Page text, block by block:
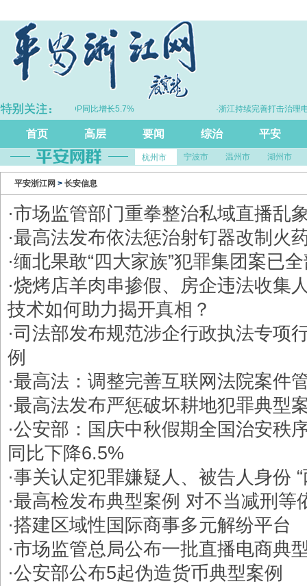
·上半年浙江GDP同比增长5.7% ·浙江持续完善打击治理电
首页 高层 要闻 综治 平安
杭州市 宁波市 温州市 湖州市
平安浙江网 > 长安信息
·市场监管部门重拳整治私域直播乱
·最高法发布依法惩治射钉器改制火
·缅北果敢“四大家族”犯罪集团案已
·烧烤店羊肉串掺假、房企违法收
技术如何助力揭开真相？
·司法部发布规范涉企行政执法专项
例
·最高法：调整完善互联网法院案件
·最高法发布严惩破坏耕地犯罪典型
·公安部：国庆中秋假期全国治安秩
同比下降6.5%
·事关认定犯罪嫌疑人、被告人身份
·最高检发布典型案例 对不当减刑等
·搭建区域性国际商事多元解纷平台
·市场监管总局公布一批直播电商典
·公安部公布5起伪造货币典型案例